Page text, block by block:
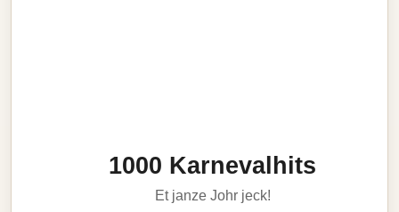
1000 Karnevalhits
Et janze Johr jeck!